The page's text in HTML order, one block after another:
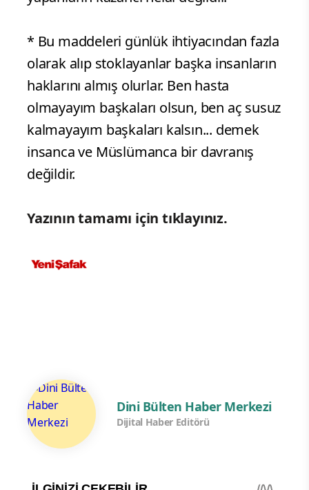
* Bu maddeleri günlük ihtiyacından fazla
olarak alıp stoklayanlar başka insanların
haklarını almış olurlar. Ben hasta
olmayayım başkaları olsun, ben aç susuz
kalmayayım başkaları kalsın... demek
insanca ve Müslümanca bir davranış
değildir.
Yazının tamamı için tıklayınız.
Dini Bülten Haber Merkezi
Dijital Haber Editörü